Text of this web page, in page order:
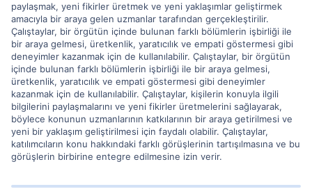
paylaşmak, yeni fikirler üretmek ve yeni yaklaşımlar geliştirmek
amacıyla bir araya gelen uzmanlar tarafından gerçekleştirilir.
Çalıştaylar, bir örgütün içinde bulunan farklı bölümlerin işbirliği ile
bir araya gelmesi, üretkenlik, yaratıcılık ve empati göstermesi gibi
deneyimler kazanmak için de kullanılabilir. Çalıştaylar, bir örgütün
içinde bulunan farklı bölümlerin işbirliği ile bir araya gelmesi,
üretkenlik, yaratıcılık ve empati göstermesi gibi deneyimler
kazanmak için de kullanılabilir. Çalıştaylar, kişilerin konuyla ilgili
bilgilerini paylaşmalarını ve yeni fikirler üretmelerini sağlayarak,
böylece konunun uzmanlarının katkılarının bir araya getirilmesi ve
yeni bir yaklaşım geliştirilmesi için faydalı olabilir. Çalıştaylar,
katılımcıların konu hakkındaki farklı görüşlerinin tartışılmasına ve bu
görüşlerin birbirine entegre edilmesine izin verir.